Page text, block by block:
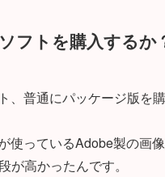
フトを購入するか
、普通にパッケージ版を
使っているAdobe製の画
高かったんです。